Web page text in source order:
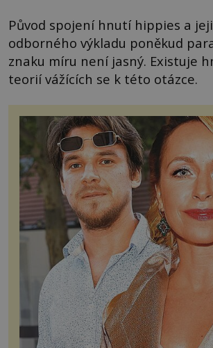
Původ spojení hnutí hippies a
odborného výkladu poněkud
znaku míru není jasný. Existuje
teorií vážících se k této otázce.